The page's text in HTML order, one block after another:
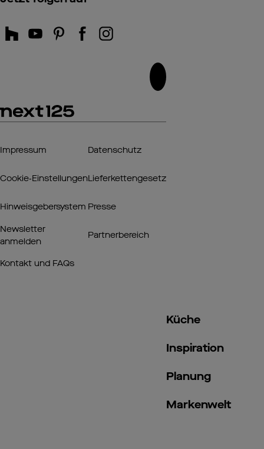
Küche
Inspiration
Planung
Markenwelt
Impressum Datenschutz
Cookie‑EinstellungenLieferkettengesetz
Hinweisgebersystem Presse
Newsletter
anmelden
Partnerbereich
Kontakt und FAQs